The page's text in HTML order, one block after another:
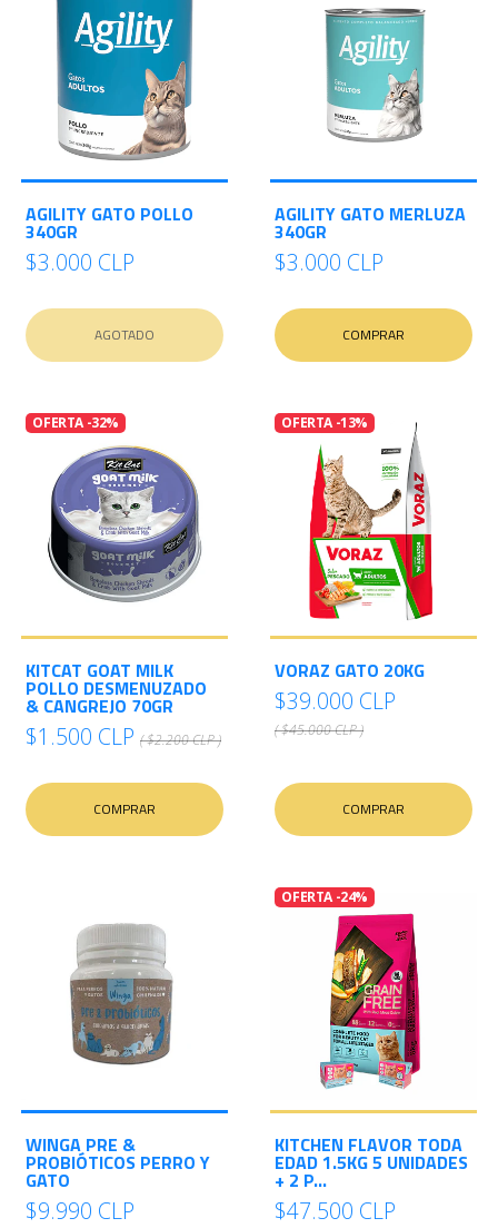
AGILITY GATO POLLO
340GR
$3.000 CLP
AGOTADO
AGILITY GATO MERLUZA
340GR
$3.000 CLP
COMPRAR
OFERTA -32%
KITCAT GOAT MILK
POLLO DESMENUZADO
& CANGREJO 70GR
$1.500 CLP ( $2.200 CLP )
COMPRAR
OFERTA -13%
VORAZ GATO 20KG
$39.000 CLP
( $45.000 CLP )
COMPRAR
WINGA PRE &
PROBIÓTICOS PERRO Y
GATO
$9.990 CLP
OFERTA -24%
KITCHEN FLAVOR TODA
EDAD 1.5KG 5 UNIDADES
+ 2 P...
$47.500 CLP